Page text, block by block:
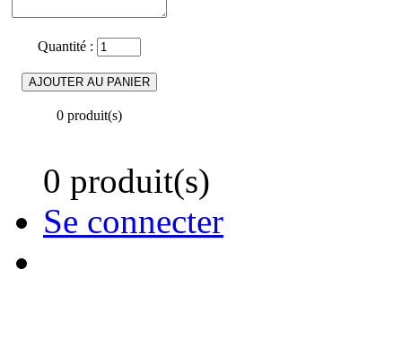
Quantité :
0 produit(s)
0 produit(s)
Se connecter